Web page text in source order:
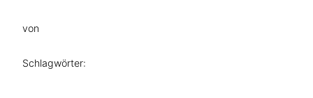
von
Schlagwörter: